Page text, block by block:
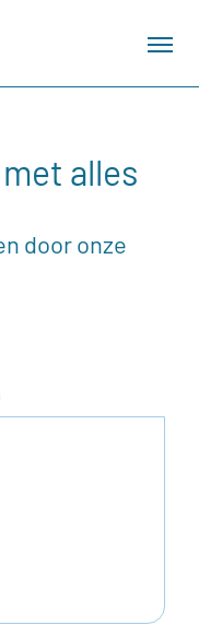
alles
door onze